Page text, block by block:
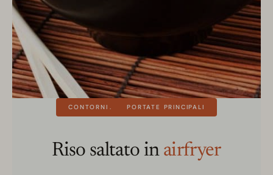
CONTORNI PORTATE PRINCIPALI
Riso saltato in airfryer